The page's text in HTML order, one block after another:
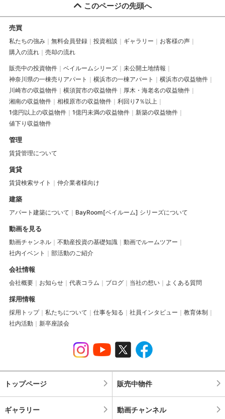
このページの先頭へ
売買
私たちの強み 無料会員登録 投資相談 ギャラリー
お客様の声
購入の流れ
売却の流れ
販売中の投資物件 ベイルームシリーズ
未公開土地情報
神奈川県の一棟売りアパート
横浜市の一棟アパート
横浜市の収益物件
川崎市の収益物件
横須賀市の収益物件
厚木・海老名の収益物件
湘南の収益物件
相模原市の収益物件
利回り7％以上
1億円以上の収益物件
1億円未満の収益物件
新築の収益物件
値下り収益物件
管理
賃貸管理について
賃貸
賃貸検索サイト 仲介業者様向け
建築
アパート建築について BayRoom[ベイルーム] シリーズについて
動画を見る
動画チャンネル 不動産投資の基礎知識
動画でルームツアー
社内イベント
部活動のご紹介
会社情報
会社概要 お知らせ 代表コラム ブログ 当社の想い よくある質問
採用情報
採用トップ 私たちについて 仕事を知る 社員インタビュー
教育体制
社内活動
新卒座談会
トップページ 販売中物件
ギャラリー 動画チャンネル